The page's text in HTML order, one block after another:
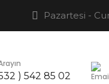
Pazartesi -
) 542 85 02